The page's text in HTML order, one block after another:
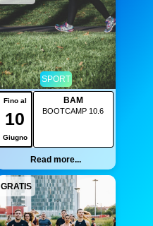
SPORT
Fino al
10
Giugno
BAM
BOOTCAMP 10.6
Read more...
GRATIS